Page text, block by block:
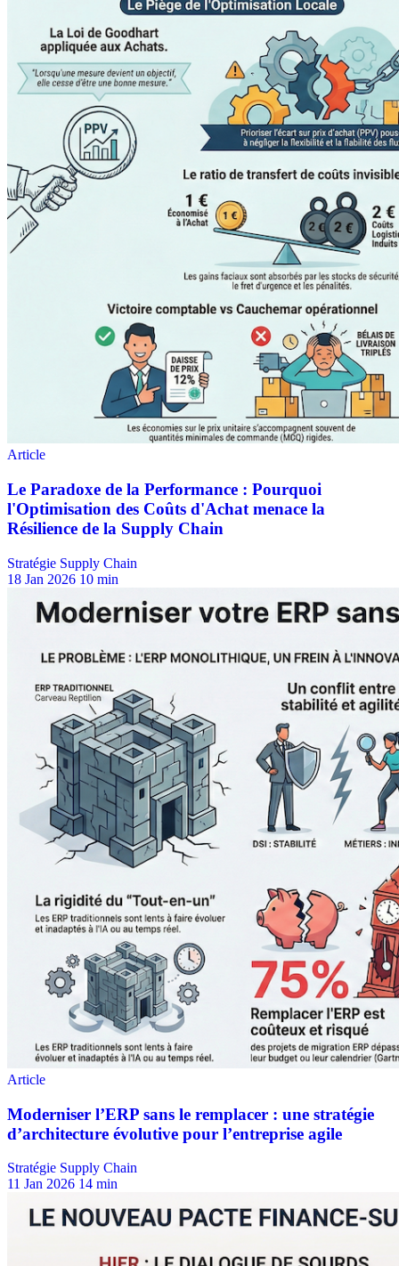
Stratégie Supply Chain
18 Jan 2026 10 min
Stratégie Supply Chain
11 Jan 2026 14 min